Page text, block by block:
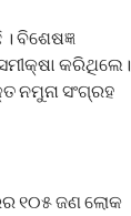
ବିଶେଷଜ୍ଞ
କରିଥିଲେ।
ନମୁନା ସଂଗ୍ରହ
୧୦୫ ଜଣ ଲୋକ